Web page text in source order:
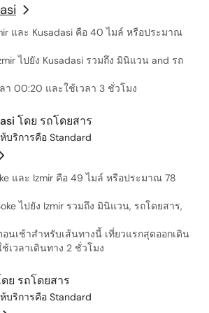
และ Kusadasi คือ 40 ไมล์ หรือประมาณ
ไปยัง Kusadasi รวมถึง มินิแวน and รถ
า 00:20 และใช้เวลา 3 ชั่วโมง
โดย รถโดยสาร
บริการคือ Standard
และ Izmir คือ 49 ไมล์ หรือประมาณ 78
ไปยัง Izmir รวมถึง มินิแวน, รถโดยสาร,
นเช้าสำหรับเส้นทางนี้ เที่ยวแรกสุดออกเดิน
เวลาเดินทาง 2 ชั่วโมง
ย รถโดยสาร
บริการคือ Standard